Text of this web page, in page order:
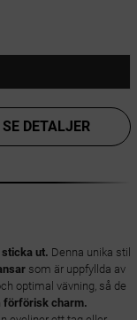
SE DETALJER
ut. Denna unika stil
som är uppfyllda av
optimal vävning, så de
förförisk charm.